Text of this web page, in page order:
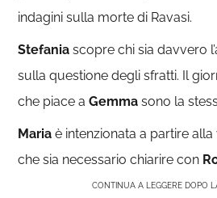
indagini sulla morte di Ravasi.
Stefania scopre chi sia davvero
sulla questione degli sfratti. Il
che piace aGemma sono la
Maria è intenzionata a partire
che sia necessario chiarire con
CONTINUA A LEGGERE DOPO